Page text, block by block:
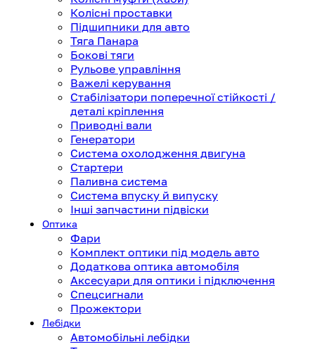
Колісні проставки
Підшипники для авто
Тяга Панара
Бокові тяги
Рульове управління
Важелі керування
Стабілізатори поперечної стійкості /
деталі кріплення
Приводні вали
Генератори
Система охолодження двигуна
Стартери
Паливна система
Система впуску й випуску
Інші запчастини підвіски
Оптика
Фари
Комплект оптики під модель авто
Додаткова оптика автомобіля
Аксесуари для оптики і підключення
Спецсигнали
Прожектори
Лебідки
Автомобільні лебідки